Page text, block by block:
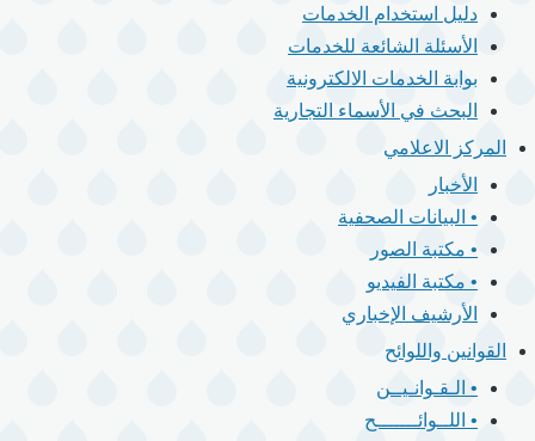
دليل استخدام الخدمات
الأسئلة الشائعة للخدمات
بوابة الخدمات الالكترونية
البحث في الأسماء التجارية
المركز الاعلامي
الأخبار
• البيانات الصحفية
• مكتبة الصور
• مكتبة الفيديو
الأرشيف الإخباري
القوانين واللوائح
• الـقـوانـيــن
• اللــوائـــــــح